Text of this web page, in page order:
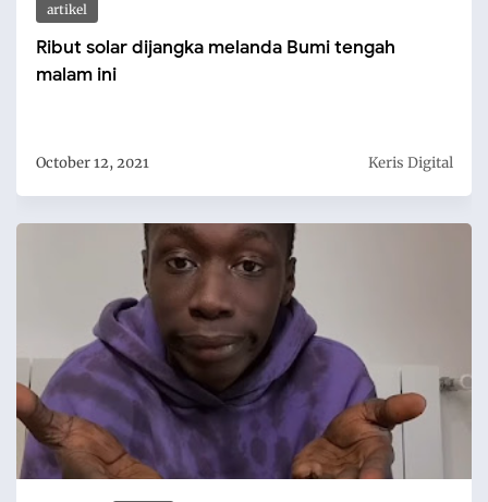
artikel
Ribut solar dijangka melanda Bumi tengah
malam ini
October 12, 2021 Keris Digital